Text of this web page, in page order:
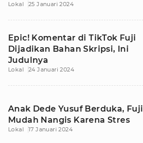
Lokal 25 Januari 2024
Epic! Komentar di TikTok Fuji
Dijadikan Bahan Skripsi, Ini
Judulnya
Lokal 24 Januari 2024
Anak Dede Yusuf Berduka, Fuji
Mudah Nangis Karena Stres
Lokal 17 Januari 2024